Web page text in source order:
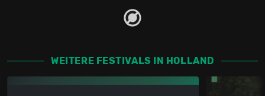
WEITERE FESTIVALS IN HOLLAND